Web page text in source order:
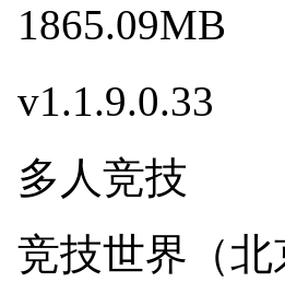
1865.09MB
v1.1.9.0.33
多人竞技
竞技世界（